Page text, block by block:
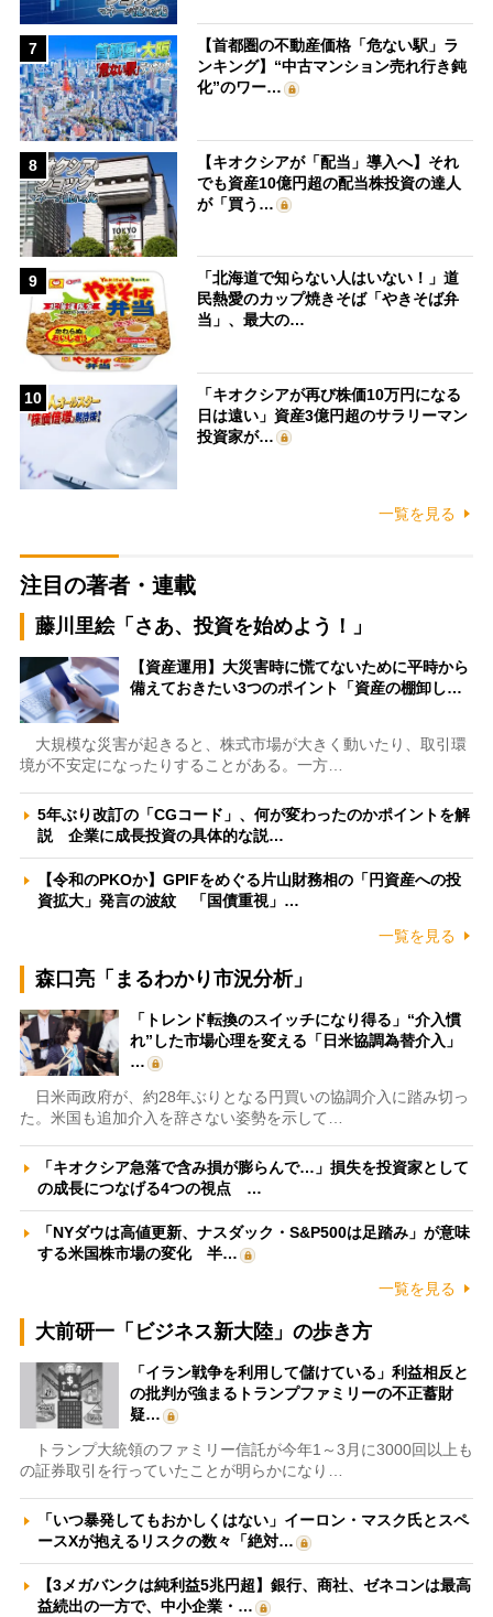
7
【首都圏の不動産価格「危ない駅」ラ
ンキング】“中古マンション売れ行き鈍
化”のワー…
8
【キオクシアが「配当」導入へ】それ
でも資産10億円超の配当株投資の達人
が「買う…
9
「北海道で知らない人はいない！」道
民熱愛のカップ焼きそば「やきそば弁
当」、最大の…
10
「キオクシアが再び株価10万円になる
日は遠い」資産3億円超のサラリーマン
投資家が…
一覧を見る
注目の著者・連載
藤川里絵「さあ、投資を始めよう！」
【資産運用】大災害時に慌てないために平時から
備えておきたい3つのポイント「資産の棚卸し…
大規模な災害が起きると、株式市場が大きく動いたり、取引環
境が不安定になったりすることがある。一方…
5年ぶり改訂の「CGコード」、何が変わったのかポイントを解
説 企業に成長投資の具体的な説…
【令和のPKOか】GPIFをめぐる片山財務相の「円資産への投
資拡大」発言の波紋 「国債重視」…
一覧を見る
森口亮「まるわかり市況分析」
「トレンド転換のスイッチになり得る」“介入慣
れ”した市場心理を変える「日米協調為替介入」
…
日米両政府が、約28年ぶりとなる円買いの協調介入に踏み切っ
た。米国も追加介入を辞さない姿勢を示して…
「キオクシア急落で含み損が膨らんで…」損失を投資家として
の成長につなげる4つの視点 …
「NYダウは高値更新、ナスダック・S&P500は足踏み」が意味
する米国株市場の変化 半…
一覧を見る
大前研一「ビジネス新大陸」の歩き方
「イラン戦争を利用して儲けている」利益相反と
の批判が強まるトランプファミリーの不正蓄財
疑…
トランプ大統領のファミリー信託が今年1～3月に3000回以上も
の証券取引を行っていたことが明らかになり…
「いつ暴発してもおかしくはない」イーロン・マスク氏とスペ
ースXが抱えるリスクの数々「絶対…
【3メガバンクは純利益5兆円超】銀行、商社、ゼネコンは最高
益続出の一方で、中小企業・…